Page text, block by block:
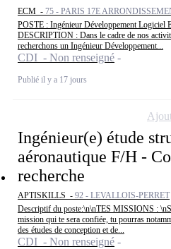
ECM - 75 - PARIS 17E
POSTE : Ingénieur Développement Logiciel
DESCRIPTION : Dans le cadre de nos
recherchons un Ingénieur Développement...
CDI - Non renseigné
Publié il y a 17 jours
Ingénieur(e) étude
aéronautique F/H -
recherche
APTISKILLS - 92 - LEVALLOIS-PERRET
Descriptif du poste:\n\nTES MISSIONS :
mission qui te sera confiée, tu pourras
des études de conception et de...
CDI - Non renseigné